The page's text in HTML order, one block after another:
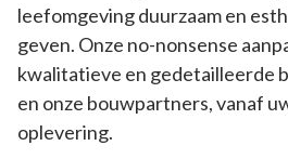
leefomgeving duurzaam en
geven. Onze no-nonsense
kwalitatieve en gedetailleerde
en onze bouwpartners, vanaf
oplevering.